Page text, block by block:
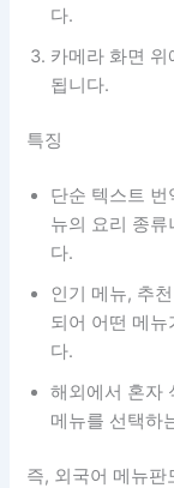
다.
카메라 화면
됩니다.
특징
단순 텍스트
뉴의 요리 종
다.
인기 메뉴, 추
되어 어떤 메
다.
해외에서 혼자
메뉴를 선택하
즉, 외국어 메뉴판